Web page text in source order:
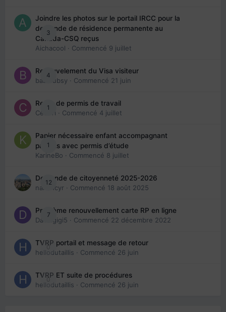
3
Joindre les photos sur le portail IRCC pour la
demande de résidence permanente au
Canada-CSQ reçus
Aichacool · Commencé 9 juillet
4
Renouvelement du Visa visiteur
babibubsy · Commencé 21 juin
1
Refus de permis de travail
Cedbri · Commencé 4 juillet
1
Papier nécessaire enfant accompagnant
parents avec permis d’étude
KarineBo · Commencé 8 juillet
12
Demande de citoyenneté 2025-2026
nanancyr · Commencé 18 août 2025
7
Problème renouvellement carte RP en ligne
Davidgigi5 · Commencé 22 décembre 2022
0
TVRP portail et message de retour
hellodutaillis · Commencé 26 juin
0
TVRP ET suite de procédures
hellodutaillis · Commencé 26 juin